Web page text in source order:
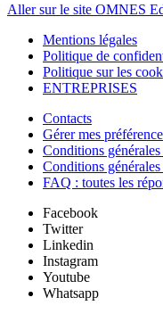
Aller sur le site OMNES
Mentions légales
Politique de
Politique sur les
ENTREPRISES
Contacts
Gérer mes
Conditions
Conditions
FAQ : toutes les
Facebook
Twitter
Linkedin
Instagram
Youtube
Whatsapp